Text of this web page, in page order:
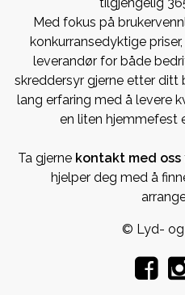
Med fokus på
konkurransedyktige
leverandør for både
skreddersyr gjerne etter ditt
lang erfaring med å levere
en liten hjemmefest
Ta gjerne kontakt med oss
hjelper deg med å
© Lyd- og